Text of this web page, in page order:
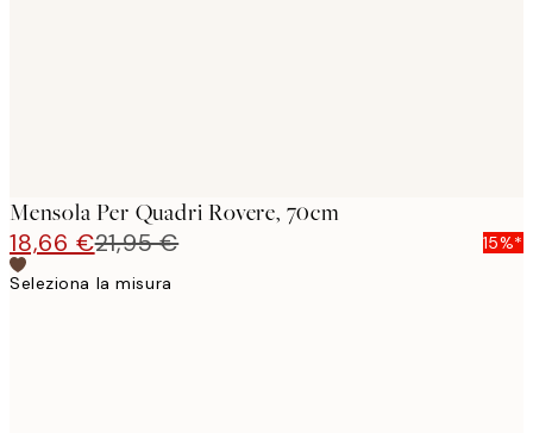
Mensola Per Quadri Rovere, 70cm
18,66 €21,95 €
15%*
Seleziona la misura